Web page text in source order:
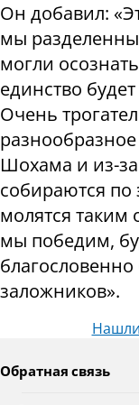
Он добавил:
мы
могли
единство
Очень
Шохама и из-
собираются по
молятся таким
мы победим,
заложников».
Обратная связь